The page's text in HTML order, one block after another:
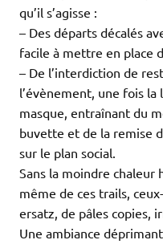
qu’il s’agisse :
– Des départs décalés
facile à mettre en place
– De l’interdiction de
l’évènement, une fois la
masque, entraînant du
buvette et de la remise
sur le plan social.
Sans la moindre chaleur
même de ces trails,
ersatz, de pâles copies,
Une ambiance